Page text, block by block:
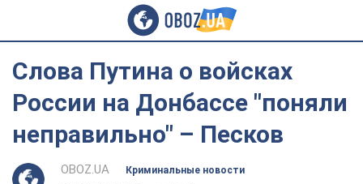
Слова Путина о войсках
России на Донбассе "поняли
неправильно" – Песков
OBOZ.UA
Криминальные новости